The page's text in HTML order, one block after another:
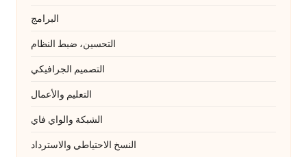
البرامج
التحسين، ضبط النظام
التصميم الجرافيكي
التعليم والأعمال
الشبكة والواي فاي
النسخ الاحتياطي والاسترداد